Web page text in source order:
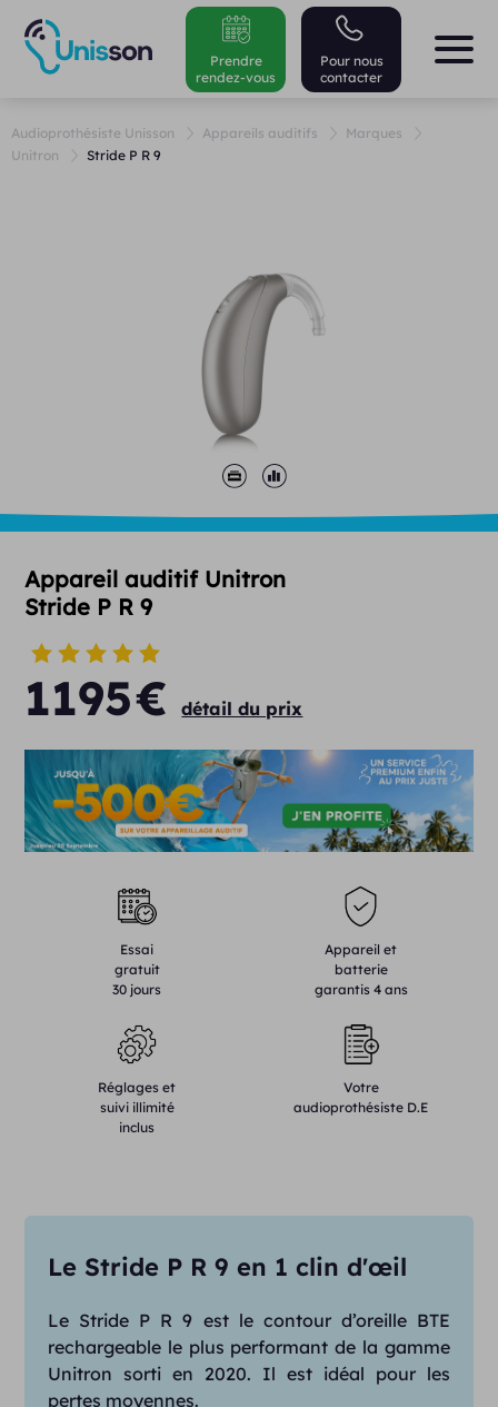
Pour nous
contacter
Prendre
rendez-vous
Audioprothésiste Unisson Appareils auditifs
Marques
Unitron
Stride P R 9
Appareil auditif Unitron
Stride P R 9
1195€ détail du prix
Essai
gratuit
30 jours
Appareil et
batterie
garantis 4 ans
Réglages et
suivi illimité
inclus
Votre
audioprothésiste D.E
Le Stride P R 9 en 1 clin d'œil
Le Stride P R 9 est le contour d’oreille BTE
rechargeable le plus performant de la gamme
Unitron sorti en 2020. Il est idéal pour les
pertes moyennes.